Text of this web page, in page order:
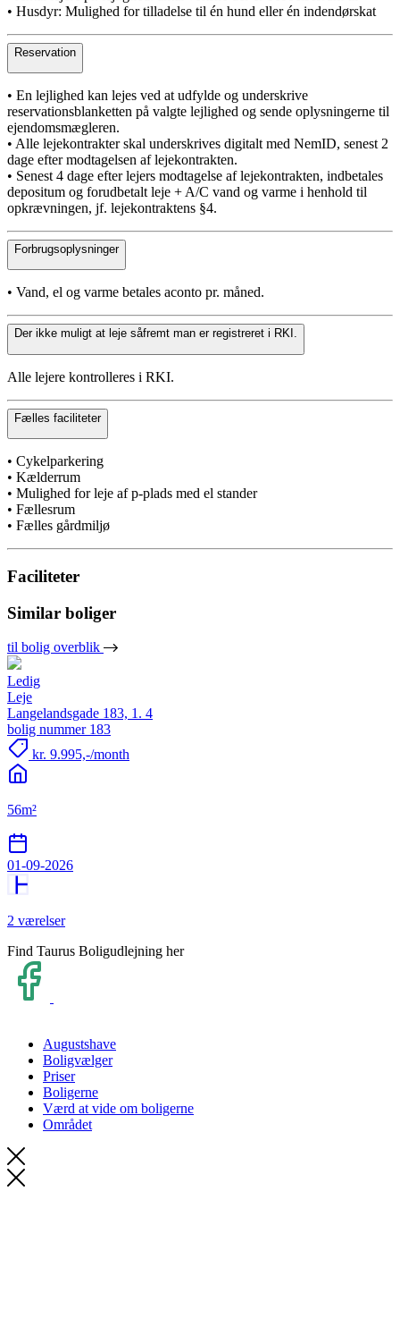
• Husdyr: Mulighed for tilladelse til én hund eller én indendørskat
Reservation
• En lejlighed kan lejes ved at udfylde og underskrive
reservationsblanketten på valgte lejlighed og sende oplysningerne til
ejendomsmægleren.
• Alle lejekontrakter skal underskrives digitalt med NemID, senest 2
dage efter modtagelsen af lejekontrakten.
• Senest 4 dage efter lejers modtagelse af lejekontrakten, indbetales
depositum og forudbetalt leje + A/C vand og varme i henhold til
opkrævningen, jf. lejekontraktens §4.
Forbrugsoplysninger
• Vand, el og varme betales aconto pr. måned.
Der ikke muligt at leje såfremt man er registreret i RKI.
Alle lejere kontrolleres i RKI.
Fælles faciliteter
• Cykelparkering
• Kælderrum
• Mulighed for leje af p-plads med el stander
• Fællesrum
• Fælles gårdmiljø
Faciliteter
Similar boliger
til bolig overblik
Ledig
Leje
Langelandsgade 183, 1. 4
bolig nummer 183
kr. 9.995,-/month
56m²
01-09-2026
2 værelser
Find Taurus Boligudlejning her
Augustshave
Boligvælger
Priser
Boligerne
Værd at vide om boligerne
Området